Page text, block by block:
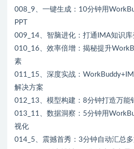
008_9、一键生成：10分钟用
PPT
009_14、智脑进化：打通IMA知识库
010_16、效率倍增：揭秘提升
素
011_15、深度实战：
解决方案
012_13、模型构建：8分钟打造万能
013_11、数据洞察：5分钟用
视化
014_5、震撼首秀：3分钟自动汇总